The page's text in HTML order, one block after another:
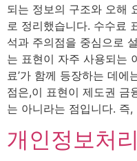
되는 정보의 구조와 오해
로 정리했습니다. 수수료
석과 주의점을 중심으로
는 표현이 자주 사용되는 이
료’가 함께 등장하는 데
점은,이 표현이 제도권 금
는 아니라는 점입니다. 즉
개인정보처